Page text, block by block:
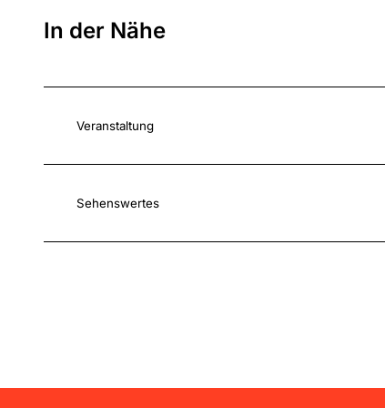
In der Nähe
Veranstaltung
Sehenswertes